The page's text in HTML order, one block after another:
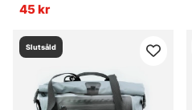
45 kr
Slutsåld